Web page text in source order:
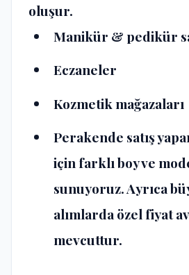
oluşur.
Manikür & pedikür
Eczaneler
Kozmetik mağazaları
Perakende satış
için farklı boy ve
sunuyoruz. Ayrıca
alımlarda özel fiyat
mevcuttur.